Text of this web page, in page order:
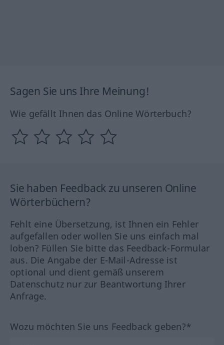
Sagen Sie uns Ihre Meinung!
Wie gefällt Ihnen das Online Wörterbuch?
Sie haben Feedback zu unseren Online
Wörterbüchern?
Fehlt eine Übersetzung, ist Ihnen ein Fehler
aufgefallen oder wollen Sie uns einfach mal
loben? Füllen Sie bitte das Feedback-Formular
aus. Die Angabe der E-Mail-Adresse ist
optional und dient gemäß unserem
Datenschutz nur zur Beantwortung Ihrer
Anfrage.
Wozu möchten Sie uns Feedback geben?*